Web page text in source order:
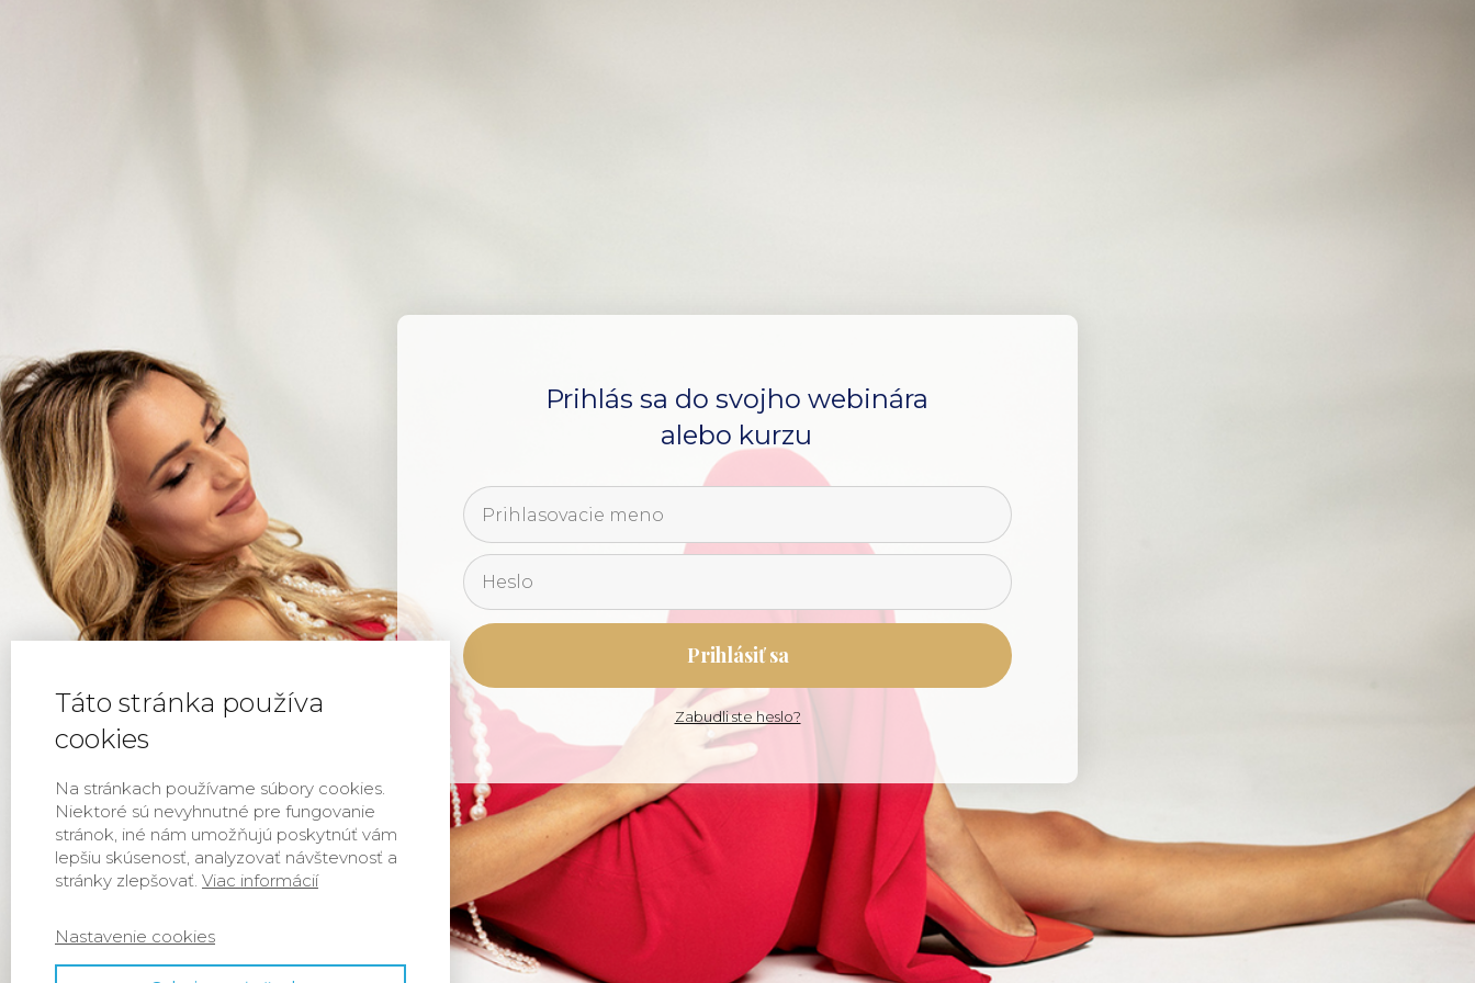
Prihlás sa do svojho webinára
alebo kurzu
Prihlásiť sa
Zabudli ste heslo?
Táto stránka používa
cookies
Na stránkach používame súbory cookies.
Niektoré sú nevyhnutné pre fungovanie
stránok, iné nám umožňujú poskytnúť vám
lepšiu skúsenosť, analyzovať návštevnosť a
stránky zlepšovať. Viac informácií
Nastavenie cookies